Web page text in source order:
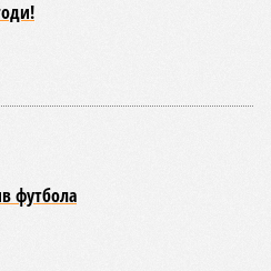
Л» продолжают ждать от
достройки